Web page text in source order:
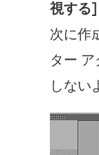
視する]
次に作
ター
しない